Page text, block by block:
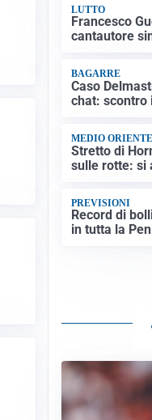
LUTTO
Francesco
cantautore
BAGARRE
Caso
chat: scontro
MEDIO ORIENTE
Stretto di
sulle rotte: si
PREVISIONI
Record di
in tutta la